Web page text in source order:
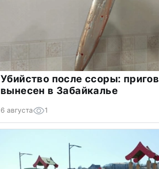
Убийство после ссоры:
вынесен в Забайкалье
6 августа 1